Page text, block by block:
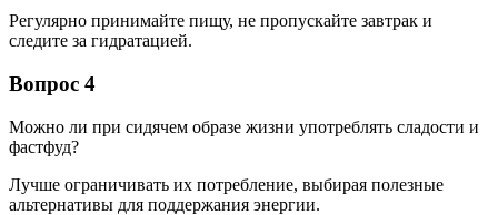
Регулярно принимайте пищу, не пропускайте завтрак и
следите за гидратацией.
Вопрос 4
Можно ли при сидячем образе жизни употреблять сладости и
фастфуд?
Лучше ограничивать их потребление, выбирая полезные
альтернативы для поддержания энергии.